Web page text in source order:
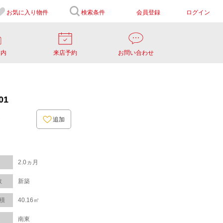
お気に入り 物件 検索条件 会員登録 ログイン
来店予約 お問い合わせ
追加
2.0ヵ月
新築
40.16㎡
南東